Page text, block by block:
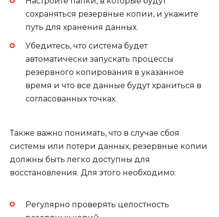
сохраняться резервные копии, и укажите
путь для хранения данных.
Убедитесь, что система будет
автоматически запускать процессы
резервного копирования в указанное
время и что все данные будут храниться в
согласованных точках.
Также важно понимать, что в случае сбоя
системы или потери данных, резервные копии
должны быть легко доступны для
восстановления. Для этого необходимо:
Регулярно проверять целостность